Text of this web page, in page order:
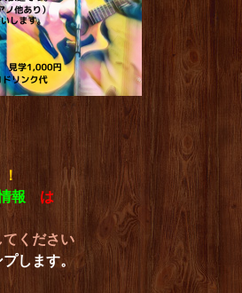
報 は
ください
します。